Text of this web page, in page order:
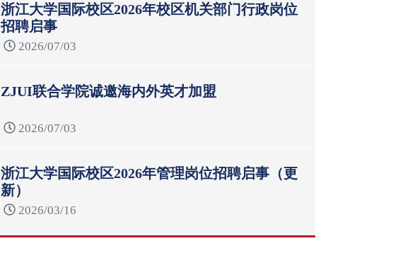
浙江大学国际校区2026年校区机关部门行政岗位
招聘启事
2026/07/03
ZJUI联合学院诚邀海内外英才加盟
2026/07/03
浙江大学国际校区2026年管理岗位招聘启事（更
新）
2026/03/16